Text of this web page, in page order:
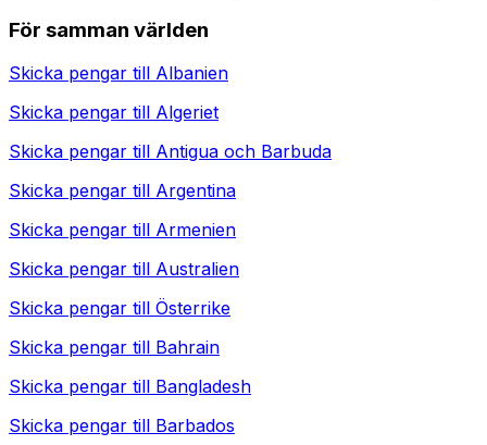
För samman världen
Skicka pengar till Albanien
Skicka pengar till Algeriet
Skicka pengar till Antigua och Barbuda
Skicka pengar till Argentina
Skicka pengar till Armenien
Skicka pengar till Australien
Skicka pengar till Österrike
Skicka pengar till Bahrain
Skicka pengar till Bangladesh
Skicka pengar till Barbados